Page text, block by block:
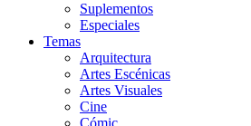
Suplementos
Especiales
Temas
Arquitectura
Artes Escénicas
Artes Visuales
Cine
Cómic